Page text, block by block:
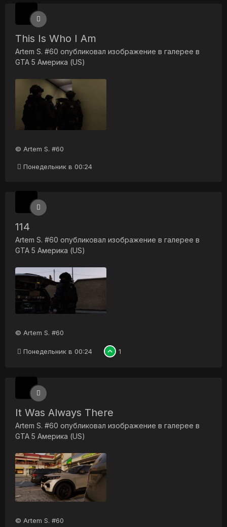
This Is Who I Am
Artem S. #60 опубликовал изображение в галерее в
GTA 5 Америка (US)
© Artem S. #60
Понедельник в 00:24
114
Artem S. #60 опубликовал изображение в галерее в
GTA 5 Америка (US)
© Artem S. #60
Понедельник в 00:24 1
It Was Always There
Artem S. #60 опубликовал изображение в галерее в
GTA 5 Америка (US)
© Artem S. #60